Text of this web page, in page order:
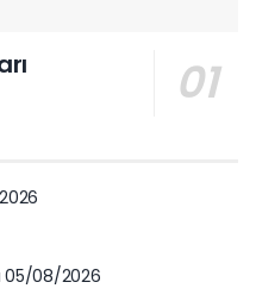
05/08/2026